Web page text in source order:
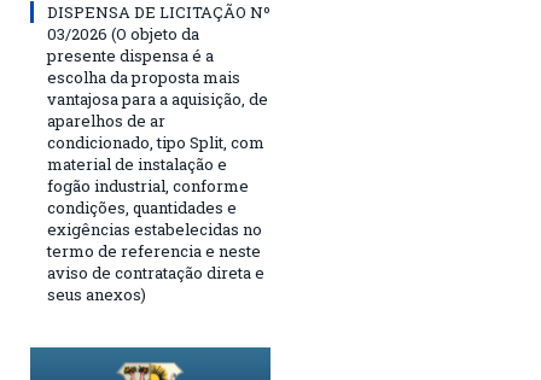
DISPENSA DE LICITAÇÃO Nº
03/2026 (O objeto da
presente dispensa é a
escolha da proposta mais
vantajosa para a aquisição, de
aparelhos de ar
condicionado, tipo Split, com
material de instalação e
fogão industrial, conforme
condições, quantidades e
exigências estabelecidas no
termo de referencia e neste
aviso de contratação direta e
seus anexos)